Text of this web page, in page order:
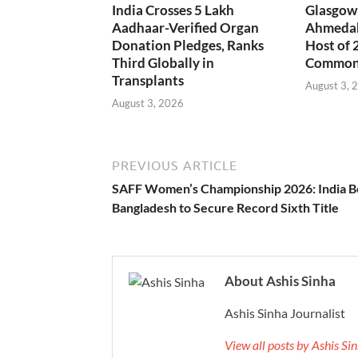
India Crosses 5 Lakh
Aadhaar-Verified Organ
Donation Pledges, Ranks
Third Globally in
Transplants
August 3, 2026
Host of
August 3,
PREVIOUS ARTICLE
SAFF Women’s Championship 2026: India
Bangladesh to Secure Record Sixth Title
About Ashis Sinha
Ashis Sinha Journalist
View all posts by Ashis